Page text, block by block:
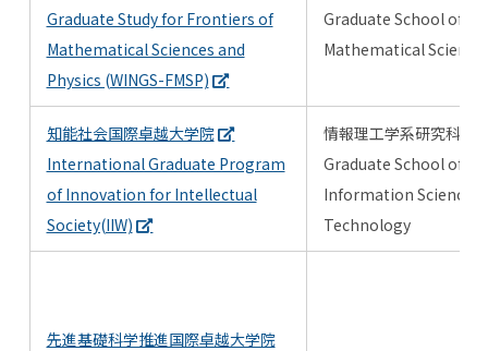
Graduate Study for Frontiers of
Mathematical Sciences and
Physics (WINGS-FMSP)
Graduate School of
Mathematical
知能社会国際卓越大学院
International Graduate Program
of Innovation for Intellectual
Society(IIW)
情報理工学系研究科
Graduate School of
Information Science
Technology
先進基礎科学推進国際卓越大学院